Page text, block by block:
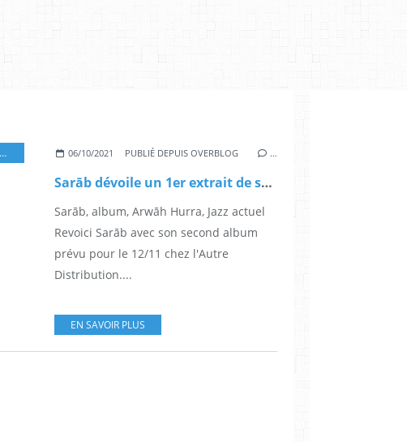
BAPTISTE FERRANDIS,JAZZ ACTUEL,ALBUM, SYRIE, JAZZ
06/10/2021 PUBLIÉ DEPUIS OVERBLOG …
Sarāb dévoile un 1er extrait de son album Arwāh Hurra
Sarāb, album, Arwāh Hurra, Jazz actuel
Revoici Sarāb avec son second album
prévu pour le 12/11 chez l'Autre
Distribution....
EN SAVOIR PLUS